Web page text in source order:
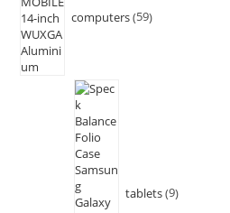
computers 59
tablets 9